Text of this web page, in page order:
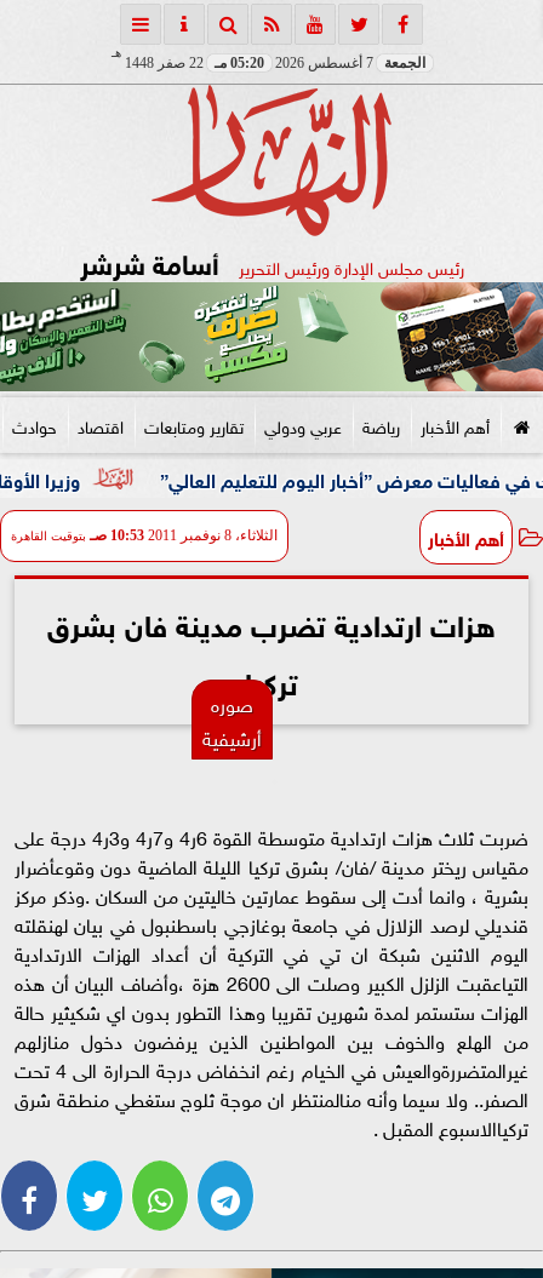
الجمعة 7 أغسطس 2026 05:20 مـ 22 صفر 1448
هـ
رئيس مجلس الإدارة ورئيس التحرير أسامة شرشر
أهم الأخبار رياضة عربي ودولي تقارير ومتابعات اقتصاد حوادث
وزيرا الأوقاف ”أخبار اليوم للتعليم العالي”
أهم الأخبار الثلاثاء، 8 نوفمبر 2011 10:53 صـ بتوقيت القاهرة
هزات ارتدادية تضرب مدينة فان بشرق
تركياصوره
أرشيفية
ضربت ثلاث هزات ارتدادية متوسطة القوة 6ر4 و7ر4 و3ر4 درجة على
مقياس ريختر مدينة /فان/ بشرق تركيا الليلة الماضية دون وقوعأضرار
بشرية ، وانما أدت إلى سقوط عمارتين خاليتين من السكان .وذكر مركز
قنديلي لرصد الزلازل في جامعة بوغازجي باسطنبول في بيان لهنقلته
اليوم الاثنين شبكة ان تي في التركية أن أعداد الهزات الارتدادية
التياعقبت الزلزل الكبير وصلت الى 2600 هزة ،وأضاف البيان أن هذه
الهزات ستستمر لمدة شهرين تقريبا وهذا التطور بدون اي شكيثير حالة
من الهلع والخوف بين المواطنين الذين يرفضون دخول منازلهم
غيرالمتضررةوالعيش في الخيام رغم انخفاض درجة الحرارة الى 4 تحت
الصفر.. ولا سيما وأنه منالمنتظر ان موجة ثلوج ستغطي منطقة شرق
تركياالاسبوع المقبل .